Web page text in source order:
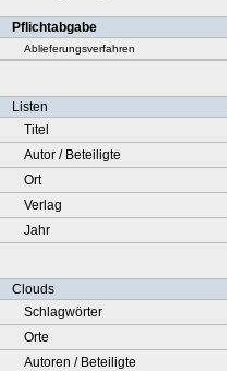
Pflichtabgabe
Ablieferungsverfahren
Listen
Titel
Autor / Beteiligte
Ort
Verlag
Jahr
Clouds
Schlagwörter
Orte
Autoren / Beteiligte